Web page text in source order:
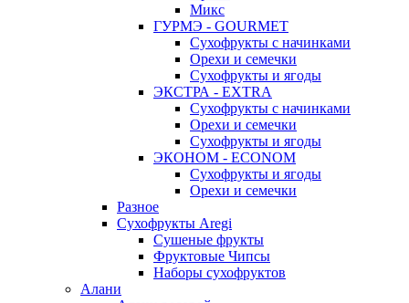
Микс
ГУРМЭ - GOURMET
Сухофрукты с начинками
Орехи и семечки
Сухофрукты и ягоды
ЭКСТРА - EXTRA
Сухофрукты с начинками
Орехи и семечки
Сухофрукты и ягоды
ЭКОНОМ - ECONOM
Сухофрукты и ягоды
Орехи и семечки
Разное
Сухофрукты Aregi
Сушеные фрукты
Фруктовые Чипсы
Наборы сухофруктов
Алани